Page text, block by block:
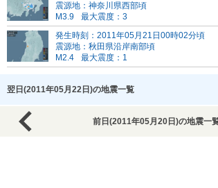
震源地：神奈川県西部頃
M3.9
最大震度：3
発生時刻：2011年05月21日00時02分頃
震源地：秋田県沿岸南部頃
M2.4
最大震度：1
翌日(2011年05月22日)の地震一覧
前日(2011年05月20日)の地震一